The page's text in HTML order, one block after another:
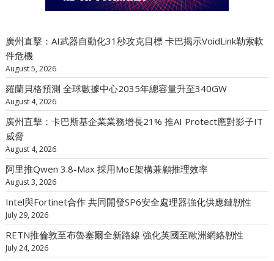
廣州直擊：AI武器自動化31秒攻克目標 卡巴揭示VoidLink勒索軟
件危機
August 5, 2026
羅蘭貝格預測 全球數據中心2035年總容量升至340GW
August 4, 2026
廣州直擊：卡巴斯基企業業務增長21% 推AI Protect應對影子IT
威脅
August 4, 2026
阿里推Qwen 3.8-Max 採用MoE架構兼顧推理效率
August 3, 2026
Intel與Fortinet合作 共同開發SP6安全處理器強化供應鏈韌性
July 29, 2026
RETN推倫敦至布魯塞爾全新路線 強化英國至歐洲網絡韌性
July 24, 2026